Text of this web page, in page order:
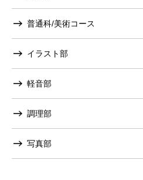
普通科/美術コース
イラスト部
軽音部
調理部
写真部